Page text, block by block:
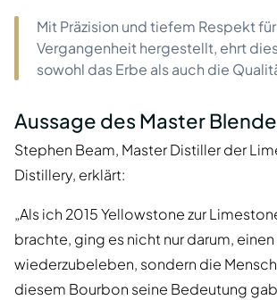
Mit Präzision und tiefem Respekt
Vergangenheit hergestellt, ehrt
sowohl das Erbe als auch die
Aussage des Master
Stephen Beam, Master Distiller der
Distillery, erklärt:
„Als ich 2015 Yellowstone zur
brachte, ging es nicht nur darum,
wiederzubeleben, sondern die
diesem Bourbon seine Bedeutung